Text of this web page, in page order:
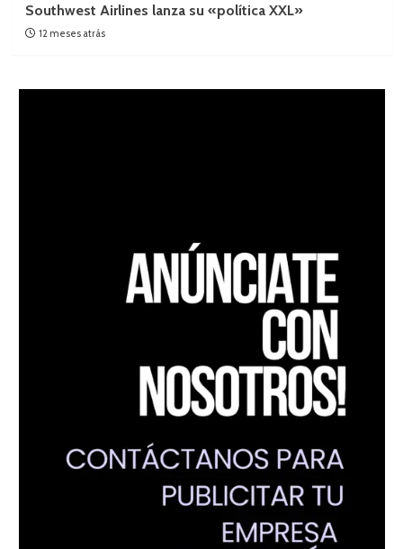
Southwest Airlines lanza su «política XXL»
12 meses atrás